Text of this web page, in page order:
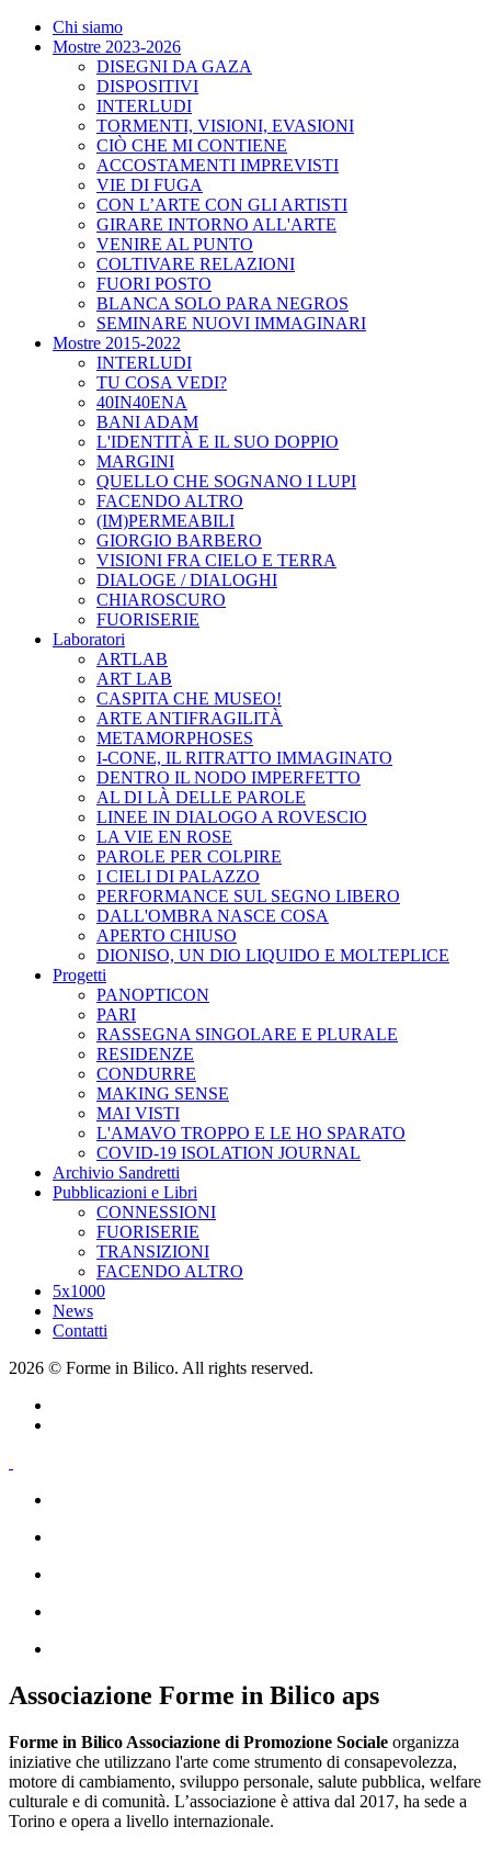
Chi siamo
Mostre 2023-2026
DISEGNI DA GAZA
DISPOSITIVI
INTERLUDI
TORMENTI, VISIONI, EVASIONI
CIÒ CHE MI CONTIENE
ACCOSTAMENTI IMPREVISTI
VIE DI FUGA
CON L’ARTE CON GLI ARTISTI
GIRARE INTORNO ALL'ARTE
VENIRE AL PUNTO
COLTIVARE RELAZIONI
FUORI POSTO
BLANCA SOLO PARA NEGROS
SEMINARE NUOVI IMMAGINARI
Mostre 2015-2022
INTERLUDI
TU COSA VEDI?
40IN40ENA
BANI ADAM
L'IDENTITÀ E IL SUO DOPPIO
MARGINI
QUELLO CHE SOGNANO I LUPI
FACENDO ALTRO
(IM)PERMEABILI
GIORGIO BARBERO
VISIONI FRA CIELO E TERRA
DIALOGE / DIALOGHI
CHIAROSCURO
FUORISERIE
Laboratori
ARTLAB
ART LAB
CASPITA CHE MUSEO!
ARTE ANTIFRAGILITÀ
METAMORPHOSES
I-CONE, IL RITRATTO IMMAGINATO
DENTRO IL NODO IMPERFETTO
AL DI LÀ DELLE PAROLE
LINEE IN DIALOGO A ROVESCIO
LA VIE EN ROSE
PAROLE PER COLPIRE
I CIELI DI PALAZZO
PERFORMANCE SUL SEGNO LIBERO
DALL'OMBRA NASCE COSA
APERTO CHIUSO
DIONISO, UN DIO LIQUIDO E MOLTEPLICE
Progetti
PANOPTICON
PARI
RASSEGNA SINGOLARE E PLURALE
RESIDENZE
CONDURRE
MAKING SENSE
MAI VISTI
L'AMAVO TROPPO E LE HO SPARATO
COVID-19 ISOLATION JOURNAL
Archivio Sandretti
Pubblicazioni e Libri
CONNESSIONI
FUORISERIE
TRANSIZIONI
FACENDO ALTRO
5x1000
News
Contatti
2026 © Forme in Bilico. All rights reserved.
Associazione Forme in Bilico aps
Forme in Bilico Associazione di Promozione Sociale organizza
iniziative che utilizzano l'arte come strumento di consapevolezza,
motore di cambiamento, sviluppo personale, salute pubblica, welfare
culturale e di comunità. L’associazione è attiva dal 2017, ha sede a
Torino e opera a livello internazionale.